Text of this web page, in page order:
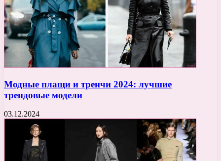
Модные плащи и тренчи 2024: лучшие
трендовые модели
03.12.2024